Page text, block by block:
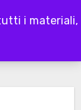
i materiali,